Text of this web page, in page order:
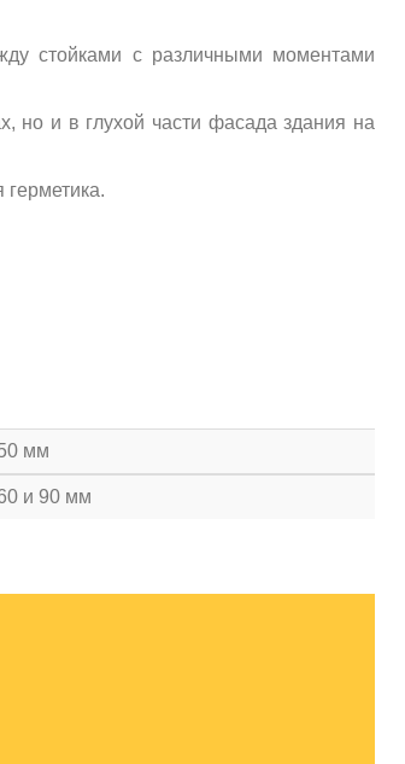
стойками с различными моментами
но и в глухой части фасада здания на
мм
и 90 мм